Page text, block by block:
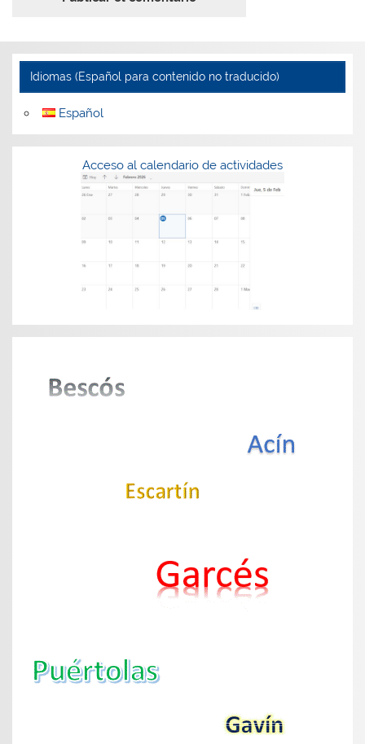
Idiomas (Español para contenido no traducido)
Español
Acceso al calendario de actividades